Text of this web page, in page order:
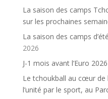
La saison des camps
sur les prochaines
La saison des camps
2026
J-1 mois avant l’Euro
Le tchoukball au cœur de
l’unité par le sport, au